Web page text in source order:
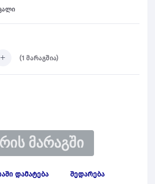
(1 მარაგშია)
მარაგში
დამატება შედარება